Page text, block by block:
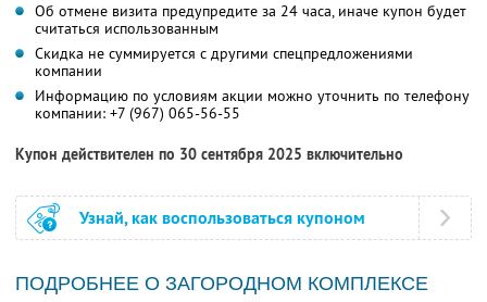
Об отмене визита предупредите за 24 часа, иначе купон будет
считаться использованным
Скидка не суммируется с другими спецпредложениями
компании
Информацию по условиям акции можно уточнить по телефону
компании: +7 (967) 065-56-55
Купон действителен по 30 сентября 2025 включительно
Узнай, как воспользоваться купоном
ПОДРОБНЕЕ О ЗАГОРОДНОМ КОМПЛЕКСЕ